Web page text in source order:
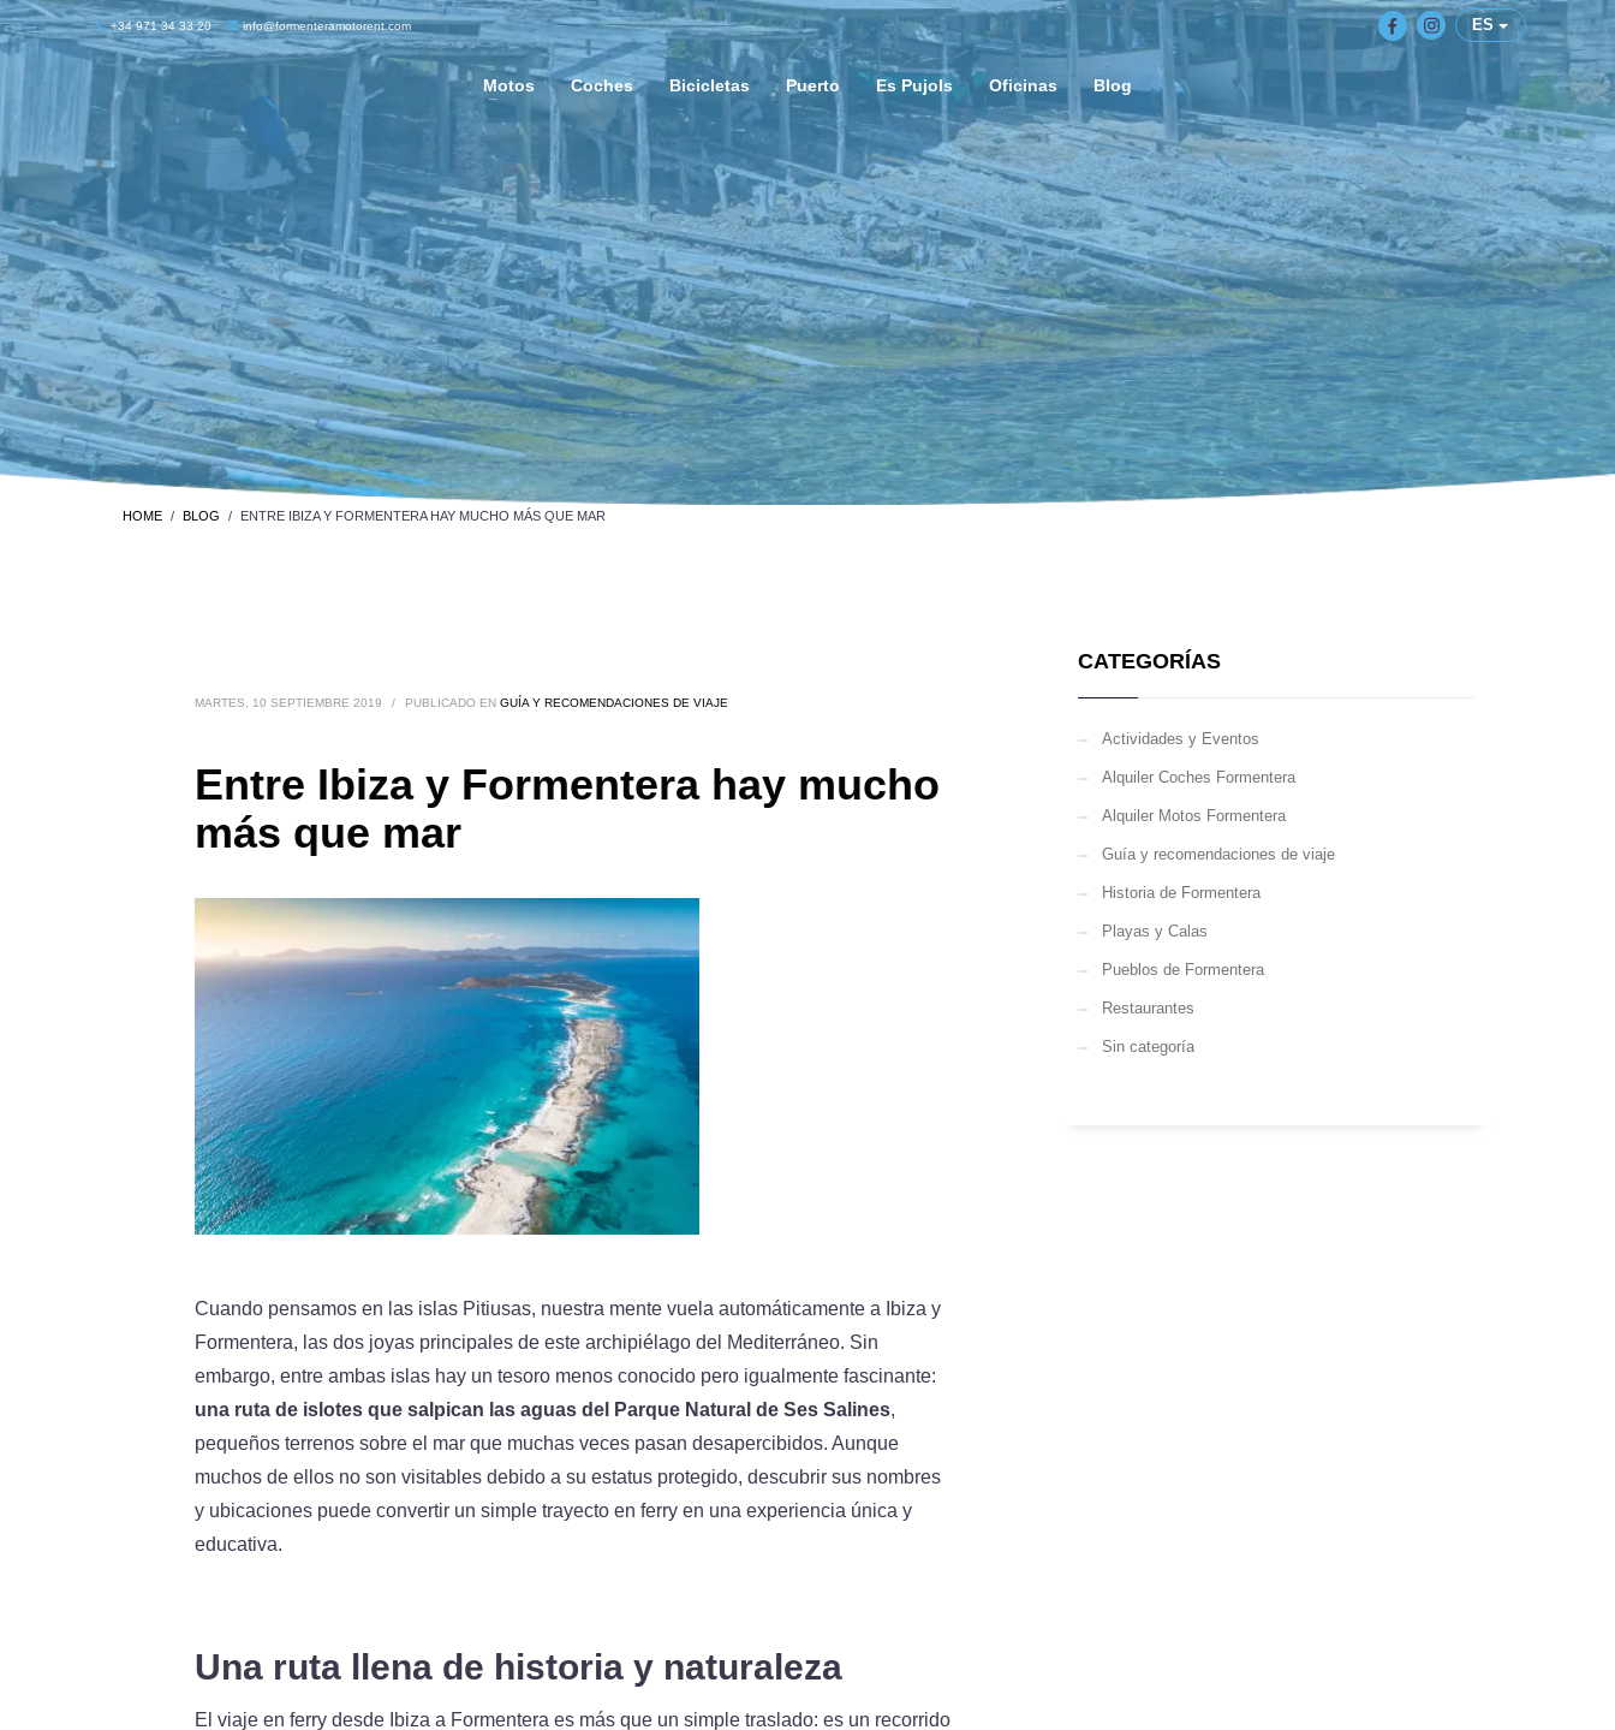
+34 971 34 33 20 info@formenteramotorent.com ES
Motos Coches Bicicletas Puerto Es Pujols Oficinas Blog
HOME BLOG ENTRE IBIZA Y FORMENTERA HAY MUCHO MÁS QUE MAR
MARTES, 10 SEPTIEMBRE 2019 / PUBLICADO EN GUÍA Y RECOMENDACIONES DE VIAJE
Entre Ibiza y Formentera hay mucho
más que mar
Cuando pensamos en las islas Pitiusas, nuestra mente vuela automáticamente a Ibiza y
Formentera, las dos joyas principales de este archipiélago del Mediterráneo. Sin
embargo, entre ambas islas hay un tesoro menos conocido pero igualmente fascinante:
una ruta de islotes que salpican las aguas del Parque Natural de Ses Salines,
pequeños terrenos sobre el mar que muchas veces pasan desapercibidos. Aunque
muchos de ellos no son visitables debido a su estatus protegido, descubrir sus nombres
y ubicaciones puede convertir un simple trayecto en ferry en una experiencia única y
educativa.
Una ruta llena de historia y naturaleza
El viaje en ferry desde Ibiza a Formentera es más que un simple traslado: es un recorrido
CATEGORÍAS
Actividades y Eventos
Alquiler Coches Formentera
Alquiler Motos Formentera
Guía y recomendaciones de viaje
Historia de Formentera
Playas y Calas
Pueblos de Formentera
Restaurantes
Sin categoría